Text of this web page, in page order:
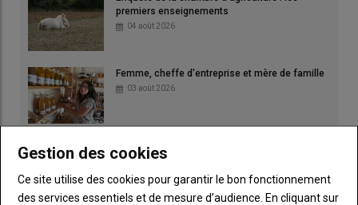
premiers enseignements
04 août 2026
Femme, cheffe d'entreprise et mère de famille
03 août 2026
Gestion des cookies
Ce site utilise des cookies pour garantir le bon fonctionnement
des services essentiels et de mesure d’audience. En cliquant sur